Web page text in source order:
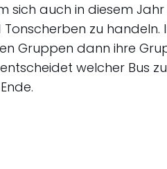
sich auch in diesem
zu
Gruppen dann ihre
welcher Bus